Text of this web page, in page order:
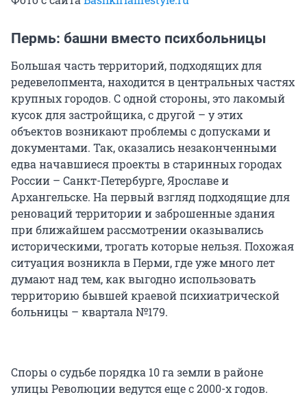
Пермь: башни вместо психбольницы
Большая часть территорий, подходящих для
редевелопмента, находится в центральных частях
крупных городов. С одной стороны, это лакомый
кусок для застройщика, с другой – у этих
объектов возникают проблемы с допусками и
документами. Так, оказались незаконченными
едва начавшиеся проекты в старинных городах
России – Санкт-Петербурге, Ярославе и
Архангельске. На первый взгляд подходящие для
реноваций территории и заброшенные здания
при ближайшем рассмотрении оказывались
историческими, трогать которые нельзя. Похожая
ситуация возникла в Перми, где уже много лет
думают над тем, как выгодно использовать
территорию бывшей краевой психиатрической
больницы – квартала №179.
Споры о судьбе порядка 10 га земли в районе
улицы Революции ведутся еще с 2000-х годов.